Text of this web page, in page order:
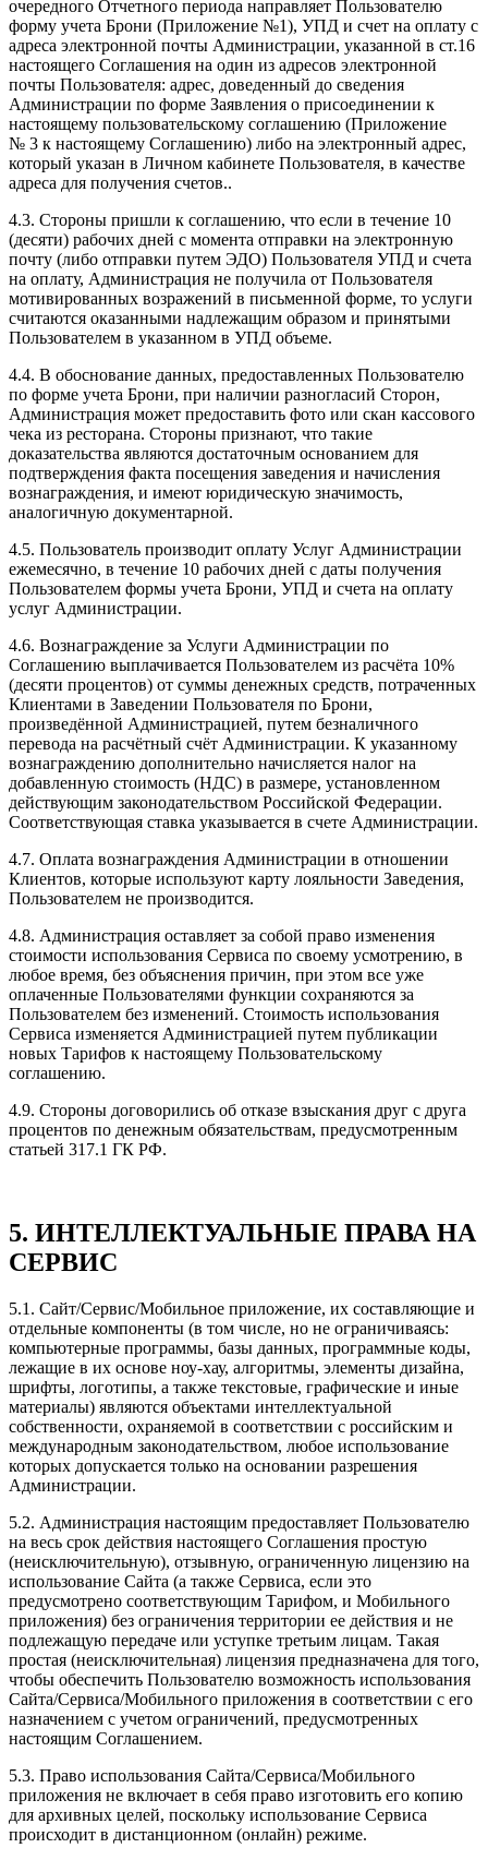
очередного Отчетного периода направляет Пользователю
форму учета Брони (Приложение №1), УПД и счет на оплату с
адреса электронной почты Администрации, указанной в ст.16
настоящего Соглашения на один из адресов электронной
почты Пользователя: адрес, доведенный до сведения
Администрации по форме Заявления о присоединении к
настоящему пользовательскому соглашению (Приложение
№ 3 к настоящему Соглашению) либо на электронный адрес,
который указан в Личном кабинете Пользователя, в качестве
адреса для получения счетов..
4.3. Стороны пришли к соглашению, что если в течение 10
(десяти) рабочих дней с момента отправки на электронную
почту (либо отправки путем ЭДО) Пользователя УПД и счета
на оплату, Администрация не получила от Пользователя
мотивированных возражений в письменной форме, то услуги
считаются оказанными надлежащим образом и принятыми
Пользователем в указанном в УПД объеме.
4.4. В обоснование данных, предоставленных Пользователю
по форме учета Брони, при наличии разногласий Сторон,
Администрация может предоставить фото или скан кассового
чека из ресторана. Стороны признают, что такие
доказательства являются достаточным основанием для
подтверждения факта посещения заведения и начисления
вознаграждения, и имеют юридическую значимость,
аналогичную документарной.
4.5. Пользователь производит оплату Услуг Администрации
ежемесячно, в течение 10 рабочих дней с даты получения
Пользователем формы учета Брони, УПД и счета на оплату
услуг Администрации.
4.6. Вознаграждение за Услуги Администрации по
Соглашению выплачивается Пользователем из расчёта 10%
(десяти процентов) от суммы денежных средств, потраченных
Клиентами в Заведении Пользователя по Брони,
произведённой Администрацией, путем безналичного
перевода на расчётный счёт Администрации. К указанному
вознаграждению дополнительно начисляется налог на
добавленную стоимость (НДС) в размере, установленном
действующим законодательством Российской Федерации.
Соответствующая ставка указывается в счете Администрации.
4.7. Оплата вознаграждения Администрации в отношении
Клиентов, которые используют карту лояльности Заведения,
Пользователем не производится.
4.8. Администрация оставляет за собой право изменения
стоимости использования Сервиса по своему усмотрению, в
любое время, без объяснения причин, при этом все уже
оплаченные Пользователями функции сохраняются за
Пользователем без изменений. Стоимость использования
Сервиса изменяется Администрацией путем публикации
новых Тарифов к настоящему Пользовательскому
соглашению.
4.9. Стороны договорились об отказе взыскания друг с друга
процентов по денежным обязательствам, предусмотренным
статьей 317.1 ГК РФ.
5. ИНТЕЛЛЕКТУАЛЬНЫЕ ПРАВА НА
СЕРВИС
5.1. Сайт/Сервис/Мобильное приложение, их составляющие и
отдельные компоненты (в том числе, но не ограничиваясь:
компьютерные программы, базы данных, программные коды,
лежащие в их основе ноу-хау, алгоритмы, элементы дизайна,
шрифты, логотипы, а также текстовые, графические и иные
материалы) являются объектами интеллектуальной
собственности, охраняемой в соответствии с российским и
международным законодательством, любое использование
которых допускается только на основании разрешения
Администрации.
5.2. Администрация настоящим предоставляет Пользователю
на весь срок действия настоящего Соглашения простую
(неисключительную), отзывную, ограниченную лицензию на
использование Сайта (а также Сервиса, если это
предусмотрено соответствующим Тарифом, и Мобильного
приложения) без ограничения территории ее действия и не
подлежащую передаче или уступке третьим лицам. Такая
простая (неисключительная) лицензия предназначена для того,
чтобы обеспечить Пользователю возможность использования
Сайта/Сервиса/Мобильного приложения в соответствии с его
назначением с учетом ограничений, предусмотренных
настоящим Соглашением.
5.3. Право использования Сайта/Сервиса/Мобильного
приложения не включает в себя право изготовить его копию
для архивных целей, поскольку использование Сервиса
происходит в дистанционном (онлайн) режиме.